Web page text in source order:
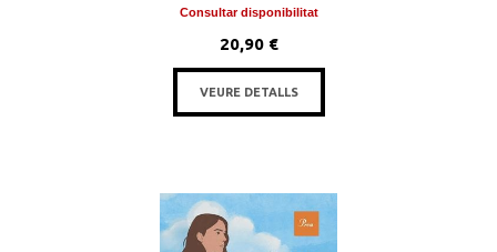
Consultar disponibilitat
20,90 €
VEURE DETALLS